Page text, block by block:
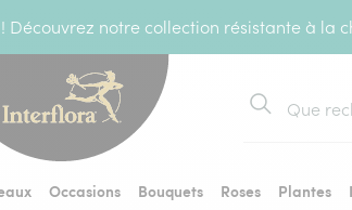
Découvrez notre collection résistante à la
Rechercher
Occasions Bouquets Roses Plantes